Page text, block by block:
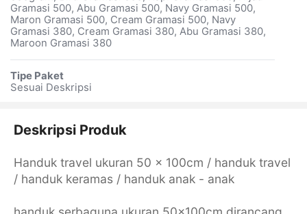
Gramasi 500, Abu Gramasi 500, Navy Gramasi 500,
Maron Gramasi 500, Cream Gramasi 500, Navy
Gramasi 380, Cream Gramasi 380, Abu Gramasi 380,
Maroon Gramasi 380
Tipe Paket
Sesuai Deskripsi
Deskripsi Produk
Handuk travel ukuran 50 x 100cm / handuk travel
/ handuk keramas / handuk anak - anak